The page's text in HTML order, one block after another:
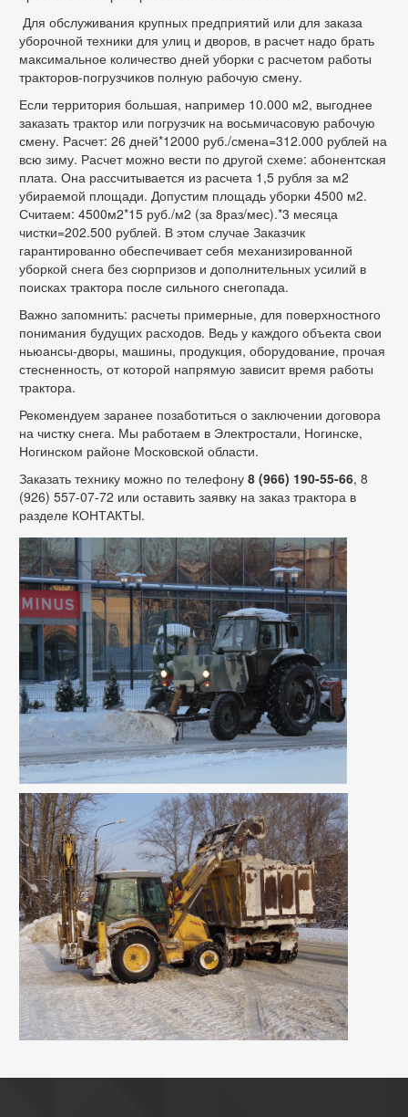
Для обслуживания крупных предприятий или для заказа
уборочной техники для улиц и дворов, в расчет надо брать
максимальное количество дней уборки с расчетом работы
тракторов-погрузчиков полную рабочую смену.
Если территория большая, например 10.000 м2, выгоднее
заказать трактор или погрузчик на восьмичасовую рабочую
смену. Расчет: 26 дней*12000 руб./смена=312.000 рублей на
всю зиму. Расчет можно вести по другой схеме: абонентская
плата. Она рассчитывается из расчета 1,5 рубля за м2
убираемой площади. Допустим площадь уборки 4500 м2.
Считаем: 4500м2*15 руб./м2 (за 8раз/мес).*3 месяца
чистки=202.500 рублей. В этом случае Заказчик
гарантированно обеспечивает себя механизированной
уборкой снега без сюрпризов и дополнительных усилий в
поисках трактора после сильного снегопада.
Важно запомнить: расчеты примерные, для поверхностного
понимания будущих расходов. Ведь у каждого объекта свои
ньюансы-дворы, машины, продукция, оборудование, прочая
стесненность, от которой напрямую зависит время работы
трактора.
Рекомендуем заранее позаботиться о заключении договора
на чистку снега. Мы работаем в Электростали, Ногинске,
Ногинском районе Московской области.
Заказать технику можно по телефону 8 (966) 190-55-66, 8
(926) 557-07-72 или оставить заявку на заказ трактора в
разделе КОНТАКТЫ.